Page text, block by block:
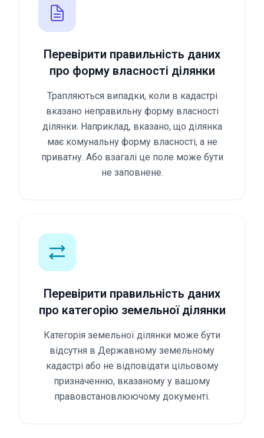
Перевірити правильність даних
про форму власності ділянки
Трапляються випадки, коли в кадастрі
вказано неправильну форму власності
ділянки. Наприклад, вказано, що ділянка
має комунальну форму власності, а не
приватну. Або взагалі це поле може бути
не заповнене.
Перевірити правильність даних
про категорію земельної ділянки
Категорія земельної ділянки може бути
відсутня в Державному земельному
кадастрі або не відповідати цільовому
призначенню, вказаному у вашому
правовстановлюючому документі.